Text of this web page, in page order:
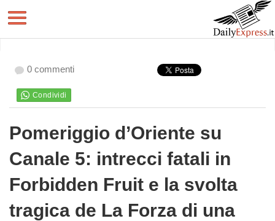
0 commenti
Pomeriggio d’Oriente su
Canale 5: intrecci fatali in
Forbidden Fruit e la svolta
tragica de La Forza di una